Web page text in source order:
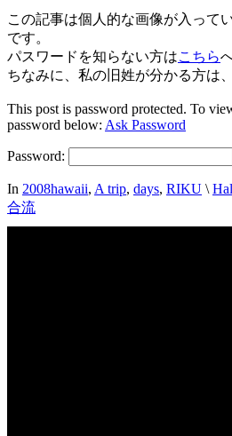
この記事は個人的な画像が入って
です。
パスワードを知らない方はこちら
ちなみに、私の旧姓が分かる方は
This post is password protected. To
password below: Ask Password
Password:
In 2008hawaii, A trip, days, RIKU \
合流